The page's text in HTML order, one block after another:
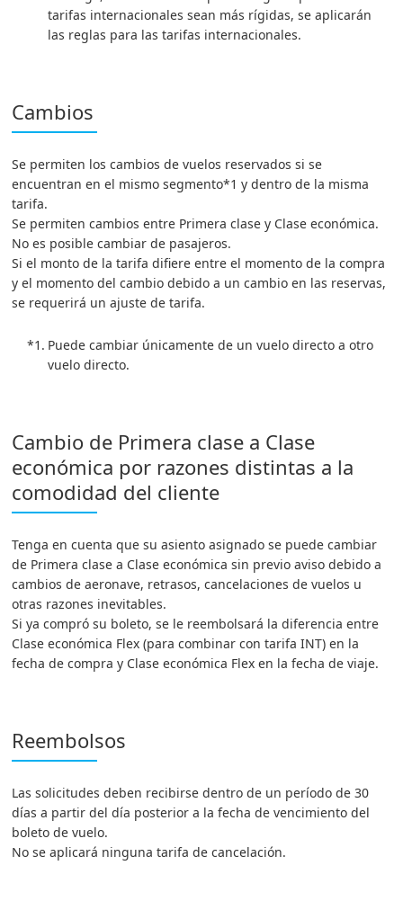
tarifas internacionales sean más rígidas, se aplicarán
las reglas para las tarifas internacionales.
Cambios
Se permiten los cambios de vuelos reservados si se
encuentran en el mismo segmento*1 y dentro de la misma
tarifa.
Se permiten cambios entre Primera clase y Clase económica.
No es posible cambiar de pasajeros.
Si el monto de la tarifa difiere entre el momento de la compra
y el momento del cambio debido a un cambio en las reservas,
se requerirá un ajuste de tarifa.
*1. Puede cambiar únicamente de un vuelo directo a otro
vuelo directo.
Cambio de Primera clase a Clase
económica por razones distintas a la
comodidad del cliente
Tenga en cuenta que su asiento asignado se puede cambiar
de Primera clase a Clase económica sin previo aviso debido a
cambios de aeronave, retrasos, cancelaciones de vuelos u
otras razones inevitables.
Si ya compró su boleto, se le reembolsará la diferencia entre
Clase económica Flex (para combinar con tarifa INT) en la
fecha de compra y Clase económica Flex en la fecha de viaje.
Reembolsos
Las solicitudes deben recibirse dentro de un período de 30
días a partir del día posterior a la fecha de vencimiento del
boleto de vuelo.
No se aplicará ninguna tarifa de cancelación.